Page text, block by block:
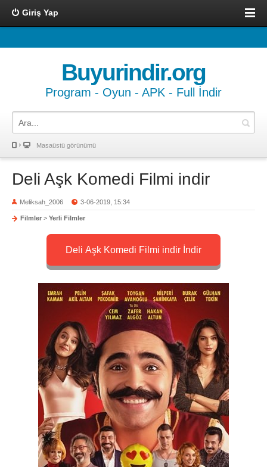
Giriş Yap
Buyurindir.org
Program - Oyun - APK - Full İndir
Masaüstü görünümü
Deli Aşk Komedi Filmi indir
Meliksah_2006 3-06-2019, 15:34
Filmler > Yerli Filmler
Deli Aşk Komedi Filmi indir İndir